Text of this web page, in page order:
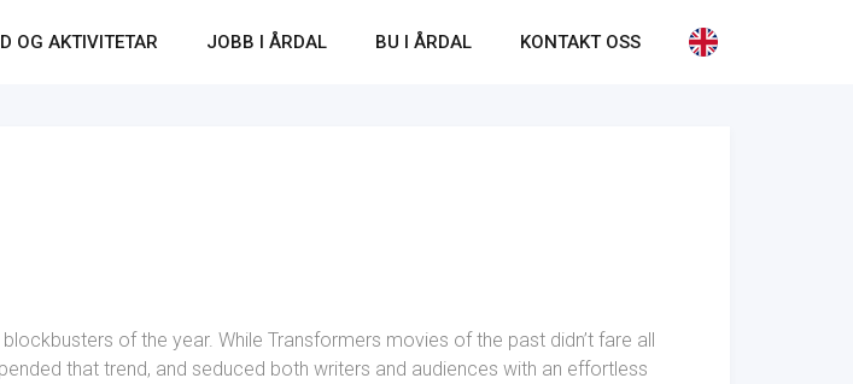
OG AKTIVITETAR JOBB I ÅRDAL BU I ÅRDAL KONTAKT OSS
of the year. While Transformers movies of the past didn’t fare all
that trend, and seduced both writers and audiences with an effortless